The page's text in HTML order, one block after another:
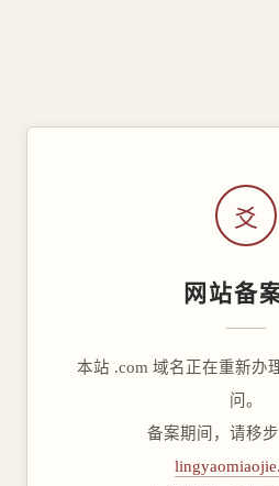
爻
网站备
本站 .com 域名正在重新办
问。
备案期间，请移